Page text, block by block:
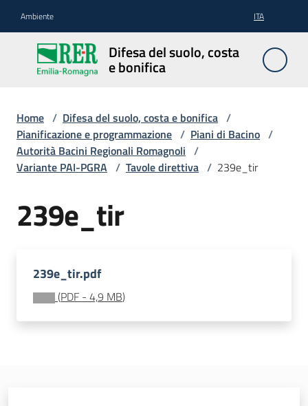
Ambiente ITA
Difesa del suolo, costa
e bonifica
Difesa
del
suolo,
bonifica
Pianificazione
programmazione
Temi
Documentazione
Home / Difesa del suolo, costa e bonifica /
Pianificazione e programmazione / Piani di Bacino /
Autorità Bacini Regionali Romagnoli /
Variante PAI-PGRA / Tavole direttiva / 239e_tir
239e_tir
239e_tir.pdf
(PDF - 4,9 MB)